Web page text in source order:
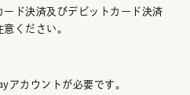
ード決済及びデビットカード決済
意ください。
アカウントが必要です。